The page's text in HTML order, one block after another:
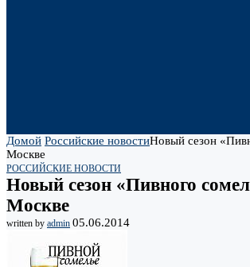
Домой Российские новостиНовый сезон
Москве
РОССИЙСКИЕ НОВОСТИ
Новый сезон «Пивного
Москве
written by admin 05.06.2014